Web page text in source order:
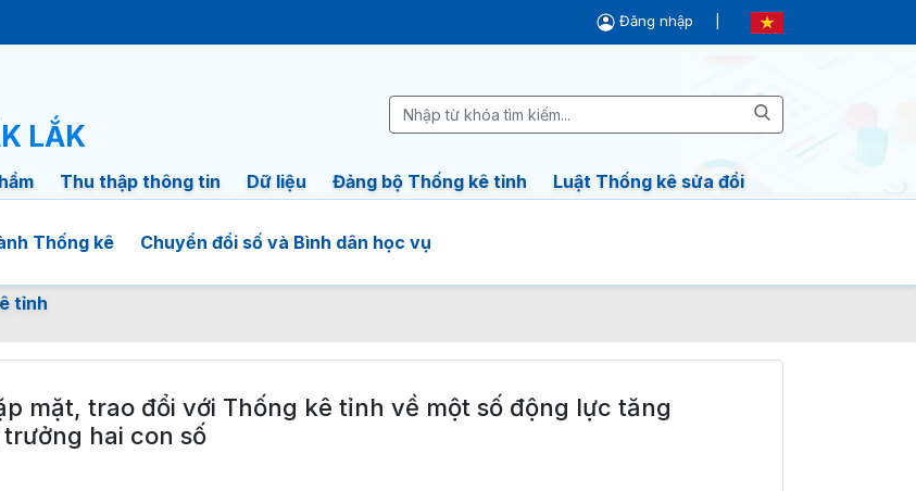
Đăng nhập
LẮK
Thu thập thông tin Dữ liệu Đảng bộ Thống kê tỉnh Luật Thống kê sửa đổi
Thống kê Chuyển đổi số và Bình dân học vụ
tỉnh
mặt, trao đổi với Thống kê tỉnh về một số động lực tăng
hai con số